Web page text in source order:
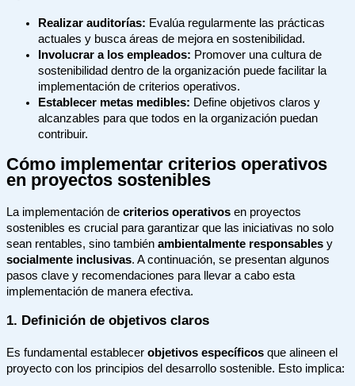
Realizar auditorías: Evalúa regularmente las prácticas
actuales y busca áreas de mejora en sostenibilidad.
Involucrar a los empleados: Promover una cultura de
sostenibilidad dentro de la organización puede facilitar la
implementación de criterios operativos.
Establecer metas medibles: Define objetivos claros y
alcanzables para que todos en la organización puedan
contribuir.
Cómo implementar criterios operativos
en proyectos sostenibles
La implementación de criterios operativos en proyectos
sostenibles es crucial para garantizar que las iniciativas no solo
sean rentables, sino también ambientalmente responsables y
socialmente inclusivas. A continuación, se presentan algunos
pasos clave y recomendaciones para llevar a cabo esta
implementación de manera efectiva.
1. Definición de objetivos claros
Es fundamental establecer objetivos específicos que alineen el
proyecto con los principios del desarrollo sostenible. Esto implica: